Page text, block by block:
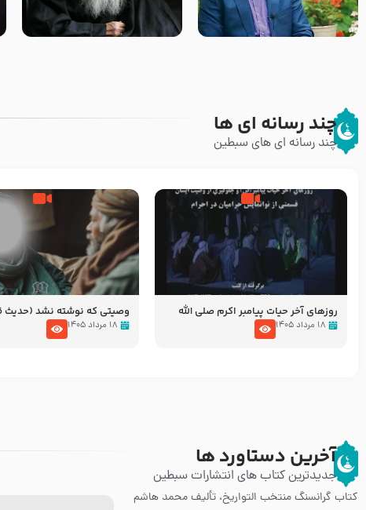
پیامبر صلی الله علیه وآله و سلم
فرمودند وای بر بچه های آخر
زوّار اربعین امام حسین (علیه
السلام) با این اشتیاق به زیارت
چند رسانه ای ها
چند رسانه ای های سبطین
روزهای آخر حیات پیامبر اکرم صلی الله
علیه و آله – قسمتی از نوانمایش حرامیان
۱۸ مرداد ۱۴۰۵
وصیتی که نوشته نشد (حدیث
۱۸ مرداد ۱۴۰۵
آخرین دستاورد ها
جدیدترین کتاب های انتشارات سبطین
کتاب گرانسنگ منتخب التواريخ، تألیف محمد هاشم